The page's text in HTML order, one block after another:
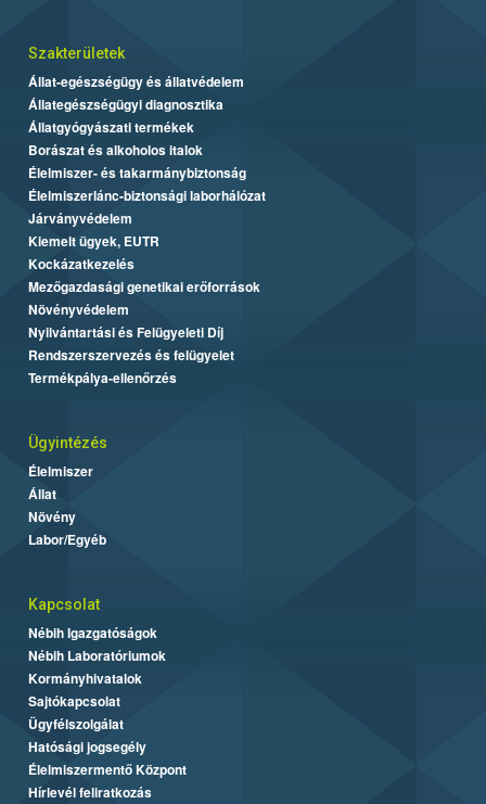
Szakterületek
Állat-egészségügy és állatvédelem
Állategészségügyi diagnosztika
Állatgyógyászati termékek
Borászat és alkoholos italok
Élelmiszer- és takarmánybiztonság
Élelmiszerlánc-biztonsági laborhálózat
Járványvédelem
Kiemelt ügyek, EUTR
Kockázatkezelés
Mezőgazdasági genetikai erőforrások
Növényvédelem
Nyilvántartási és Felügyeleti Díj
Rendszerszervezés és felügyelet
Termékpálya-ellenőrzés
Ügyintézés
Élelmiszer
Állat
Növény
Labor/Egyéb
Kapcsolat
Nébih Igazgatóságok
Nébih Laboratóriumok
Kormányhivatalok
Sajtókapcsolat
Ügyfélszolgálat
Hatósági jogsegély
Élelmiszermentő Központ
Hírlevél feliratkozás